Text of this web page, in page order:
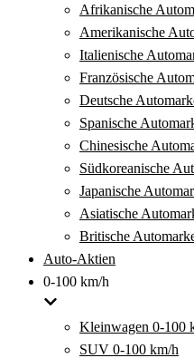
Afrikanische
Amerikanische
Italienische
Französische
Deutsche
Spanische
Chinesische
Südkoreanische
Japanische
Asiatische
Britische
Auto-Aktien
0-100 km/h
Kleinwagen 0-100
SUV 0-100 km/h